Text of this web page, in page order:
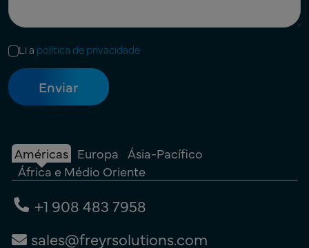
Li a política de privacidade
Américas Europa Ásia-Pacífico
África e Médio Oriente
+1 908 483 7958
sales@freyrsolutions.com